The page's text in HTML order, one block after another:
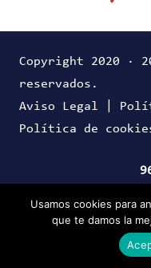
Copyright 2020 ·
reservados.
Aviso Legal
Política de
Usamos cookies para
que te damos la